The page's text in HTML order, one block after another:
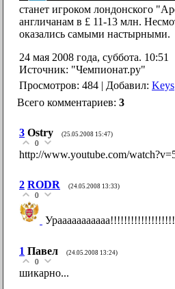
станет игроком лондонского
англичанам в £ 11-13 млн.
оказались самыми настырными.
24 мая 2008 года, суббота. 10:51
Источник: "Чемпионат.ру"
Просмотров: 484 | Добавил: Keys
Всего комментариев: 3
3 Ostry (25.05.2008 15:47)
0
http://www.youtube.com/
2 RODR (24.05.2008 13:33)
0
1 Павел (24.05.2008 13:24)
0
шикарно...